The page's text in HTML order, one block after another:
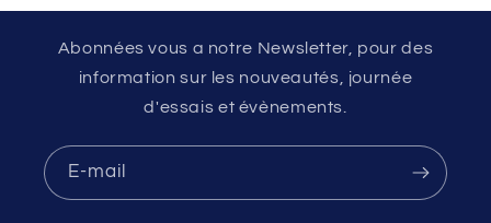
Abonnées vous a notre Newsletter, pour des
information sur les nouveautés, journée
d'essais et évènements.
E-mail